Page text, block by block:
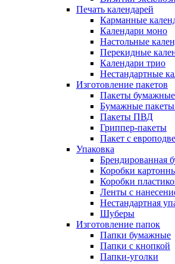
Печать календарей
Карманные
Календари моно
Настольные
Перекидные
Календари трио
Нестандартные
Изготовление пакетов
Пакеты бумажные
Бумажные
Пакеты ПВД
Гриппер-пакеты
Пакет с
Упаковка
Брендированная
Коробки
Коробки
Ленты с
Нестандартная
Шуберы
Изготовление папок
Папки бумажные
Папки с кнопкой
Папки-уголки